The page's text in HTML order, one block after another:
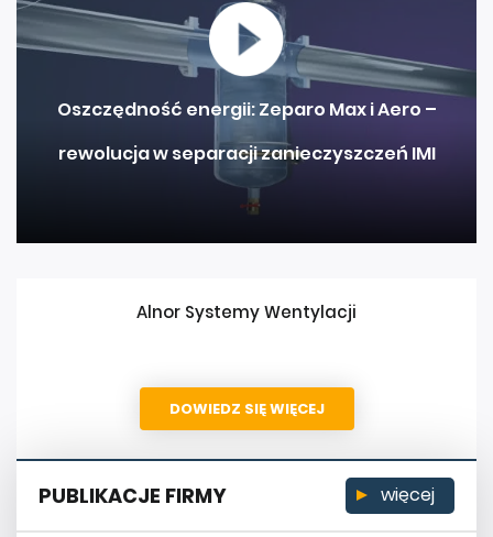
Oszczędność energii: Zeparo Max i Aero –
rewolucja w separacji zanieczyszczeń IMI
Alnor Systemy Wentylacji
DOWIEDZ SIĘ WIĘCEJ
PUBLIKACJE FIRMY więcej